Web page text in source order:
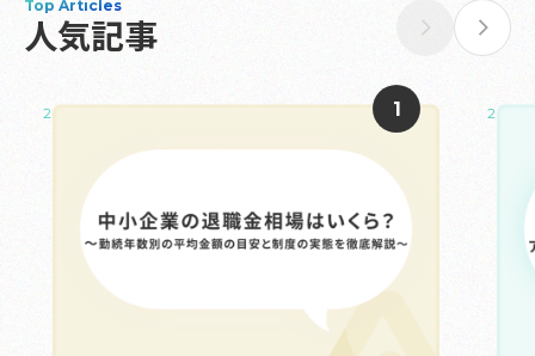
Top Articles
人気記事
2025.05.02